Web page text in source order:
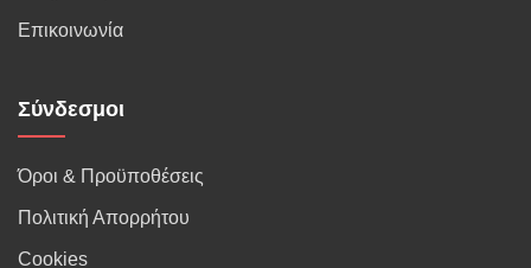
Επικοινωνία
Σύνδεσμοι
Όροι & Προϋποθέσεις
Πολιτική Απορρήτου
Cookies